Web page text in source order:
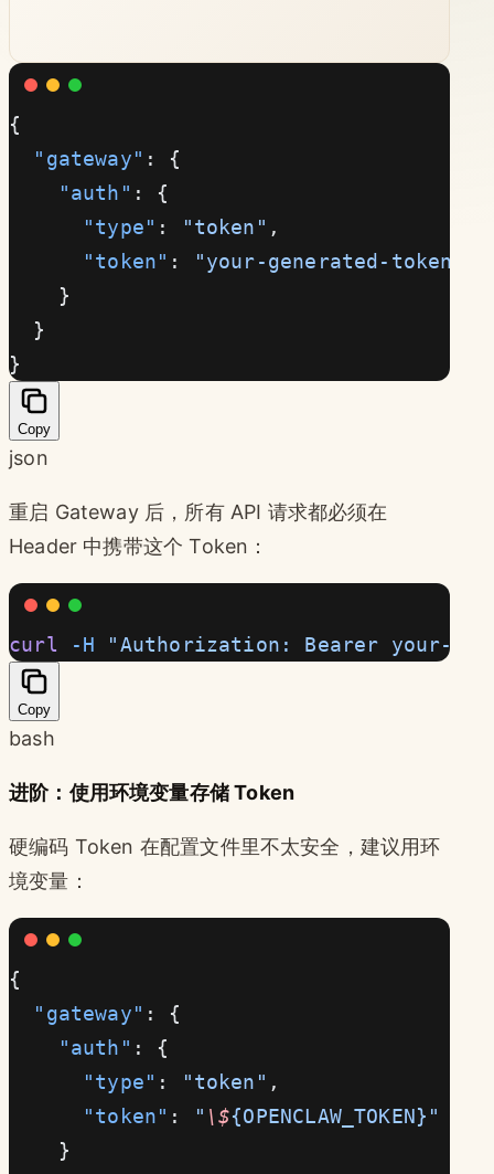
{
  "gateway"
: {
    "auth"
: {
      "type"
: "token" ,
      "token"
:
"your-generated-token-
    }
  }
}
Copy
json
重启 Gateway 后，所有 API 请求都必须在
Header 中携带这个 Token：
curl -H "Authorization: Bearer your-
Copy
bash
进阶：使用环境变量存储 Token
硬编码 Token 在配置文件里不太安全，建议用环
境变量：
{
  "gateway"
: {
    "auth"
: {
      "type"
: "token" ,
      "token"
: " \${OPENCLAW_TOKEN}"
    }